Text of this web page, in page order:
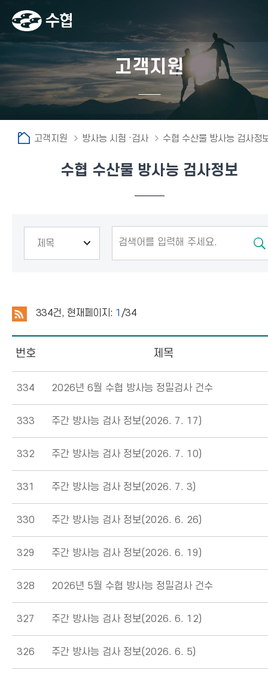
고객지원
고객지원 방사능 시험 ·검사 수협 수산물 방사능 검사정
수협 수산물 방사능 검사정보
334건, 현재페이지: 1 /34
번호 제목
334 2026년 6월 수협 방사능 정밀검사 건수
333 주간 방사능 검사 정보(2026. 7. 17)
332 주간 방사능 검사 정보(2026. 7. 10)
331 주간 방사능 검사 정보(2026. 7. 3)
330 주간 방사능 검사 정보(2026. 6. 26)
329 주간 방사능 검사 정보(2026. 6. 19)
328 2026년 5월 수협 방사능 정밀검사 건수
327 주간 방사능 검사 정보(2026. 6. 12)
326 주간 방사능 검사 정보(2026. 6. 5)